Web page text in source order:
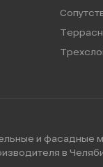
и фасадные
в